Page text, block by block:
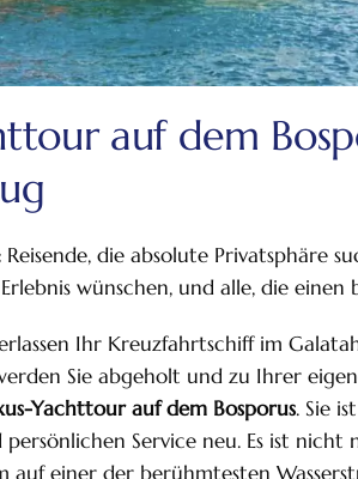
auf dem
Reisende, die absolute Privatsphäre
wünschen, und alle, die einen
Ihr Kreuzfahrtschiff im
Sie abgeholt und zu Ihrer
Yachttour auf dem Bosporus. Sie
Service neu. Es ist nicht
auf einer der berühmtesten